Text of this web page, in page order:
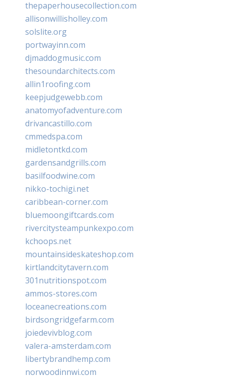
thepaperhousecollection.com
allisonwillisholley.com
solslite.org
portwayinn.com
djmaddogmusic.com
thesoundarchitects.com
allin1roofing.com
keepjudgewebb.com
anatomyofadventure.com
drivancastillo.com
cmmedspa.com
midletontkd.com
gardensandgrills.com
basilfoodwine.com
nikko-tochigi.net
caribbean-corner.com
bluemoongiftcards.com
rivercitysteampunkexpo.com
kchoops.net
mountainsideskateshop.com
kirtlandcitytavern.com
301nutritionspot.com
ammos-stores.com
loceanecreations.com
birdsongridgefarm.com
joiedevivblog.com
valera-amsterdam.com
libertybrandhemp.com
norwoodinnwi.com